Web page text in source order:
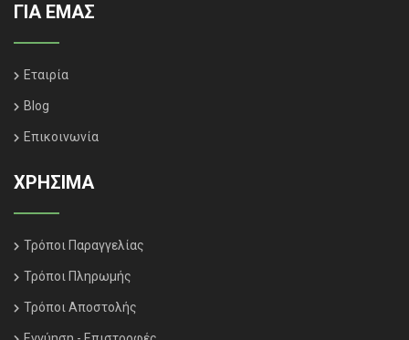
ΓΙΑ ΕΜΑΣ
Εταιρία
Blog
Επικοινωνία
ΧΡΗΣΙΜΑ
Τρόποι Παραγγελίας
Τρόποι Πληρωμής
Τρόποι Αποστολής